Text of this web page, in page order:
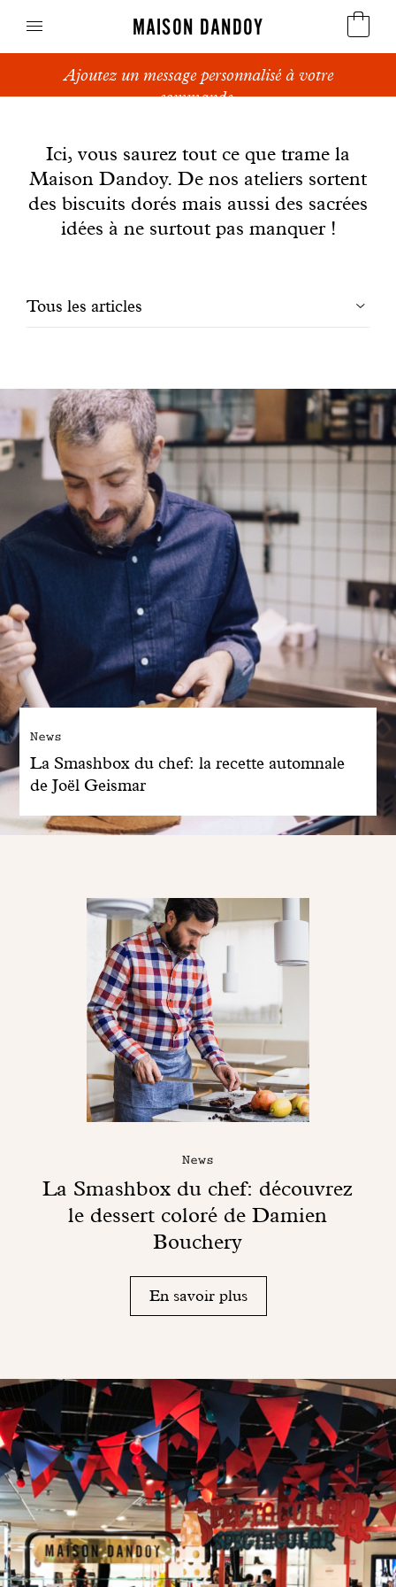
MAISON DANDOY
Speculoos
Pains sucrés
Gâteaux
Engagé avec bon sens
Manifesto
Dandoy Family
Boutiques
Mon compte
E-Shop
Ajoutez un message personnalisé à votre
commande.
Ici, vous saurez tout ce que trame la
Maison Dandoy. De nos ateliers sortent
des biscuits dorés mais aussi des sacrées
idées à ne surtout pas manquer !
Filtrer
Tous les articles
News
La Smashbox du chef: la recette automnale
de Joël Geismar
News
La Smashbox du chef: découvrez
le dessert coloré de Damien
Bouchery
En savoir plus